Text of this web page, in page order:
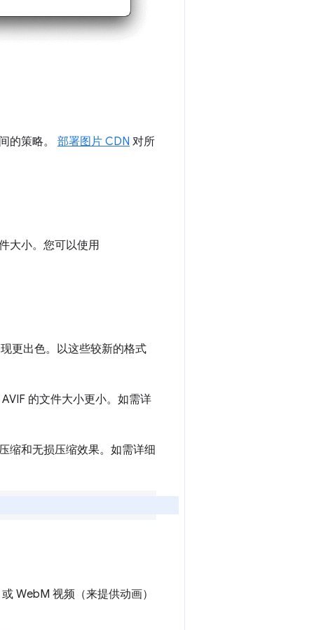
的策略。 部署图片 CDN 对所
大小。您可以使用
更出色。以这些较新的格式
的文件大小更小。如需详
缩和无损压缩效果。如需详细
WebM 视频（来提供动画）